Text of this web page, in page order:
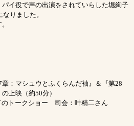
イ役で声の出演をされていらした堀絢子
りました。
：マシュウとふくらんだ袖』＆『第28
上映（約50分）
のトークショー 司会：叶精二さん